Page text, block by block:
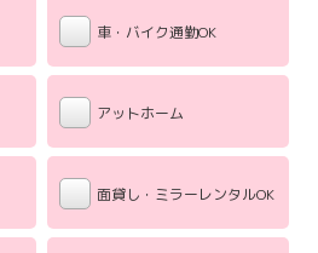
車・バイク通勤OK
アットホーム
面貸し・ミラーレンタルOK